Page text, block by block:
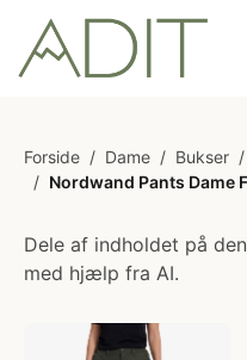
Forside / Dame / Bukser /
/ Nordwand Pants Dame
Dele af indholdet på
med hjælp fra AI.